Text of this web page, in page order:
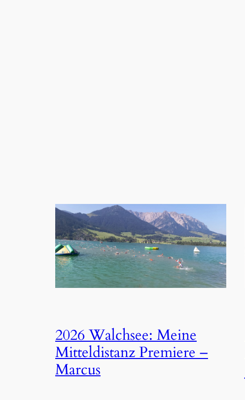
2026 Walchsee: Meine
Mitteldistanz Premiere –
Marcus